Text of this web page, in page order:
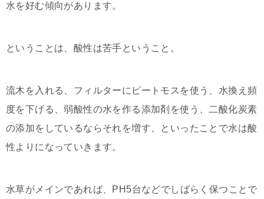
水を好む傾向があります。
ということは、酸性は苦手ということ。
流木を入れる、フィルターにピートモスを使う、水換え頻
度を下げる、弱酸性の水を作る添加剤を使う、二酸化炭素
の添加をしているならそれを増す、といったことで水は酸
性よりになっていきます。
水草がメインであれば、PH5台などでしばらく保つことで